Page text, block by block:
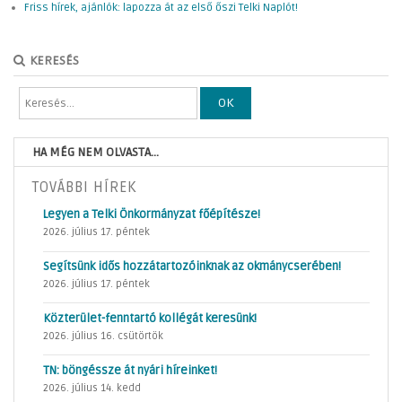
Friss hírek, ajánlók: lapozza át az első őszi Telki Naplót!
KERESÉS
OK
HA MÉG NEM OLVASTA...
TOVÁBBI HÍREK
Legyen a Telki Önkormányzat főépítésze!
2026. július 17. péntek
Segítsünk idős hozzátartozóinknak az okmánycserében!
2026. július 17. péntek
Közterület-fenntartó kollégát keresünk!
2026. július 16. csütörtök
TN: böngéssze át nyári híreinket!
2026. július 14. kedd